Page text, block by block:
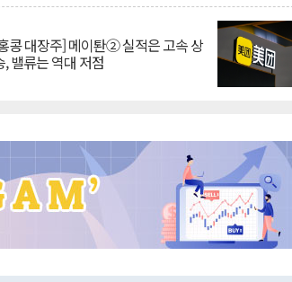
콩 대장주] 메이퇀② 실적은 고속 상
, 밸류는 역대 저점